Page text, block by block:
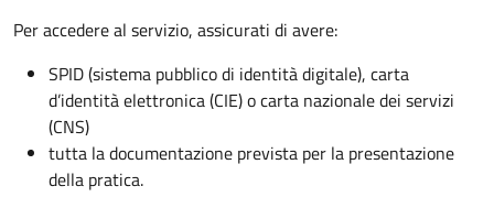
Per accedere al servizio, assicurati di avere:
SPID (sistema pubblico di identità digitale), carta
d’identità elettronica (CIE) o carta nazionale dei servizi
(CNS)
tutta la documentazione prevista per la presentazione
della pratica.